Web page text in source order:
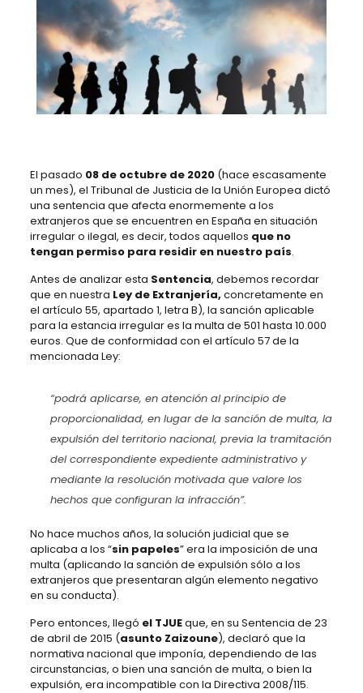
El pasado 08 de octubre de 2020(hace escasamente
un mes), el Tribunal de Justicia de la Unión Europea dictó
una sentencia que afecta enormemente a los
extranjeros que se encuentren en España en situación
irregular o ilegal, es decir, todos aquellos que no
tengan permiso para residir en nuestro país.
Antes de analizar esta Sentencia, debemos recordar
que en nuestra Ley de Extranjería, concretamente en
el artículo 55, apartado 1, letra B), la sanción aplicable
para la estancia irregular es la multa de 501 hasta 10.000
euros. Que de conformidad con el artículo 57 de la
mencionada Ley:
“podrá aplicarse, en atención al principio de
proporcionalidad, en lugar de la sanción de multa, la
expulsión del territorio nacional, previa la tramitación
del correspondiente expediente administrativo y
mediante la resolución motivada que valore los
hechos que configuran la infracción”.
No hace muchos años, la solución judicial que se
aplicaba a los “sin papeles” era la imposición de una
multa (aplicando la sanción de expulsión sólo a los
extranjeros que presentaran algún elemento negativo
en su conducta).
Pero entonces, llegó el TJUEque, en su Sentencia de 23
de abril de 2015 (asunto Zaizoune), declaró que la
normativa nacional que imponía, dependiendo de las
circunstancias, o bien una sanción de multa, o bien la
expulsión, era incompatible con la Directiva 2008/115.